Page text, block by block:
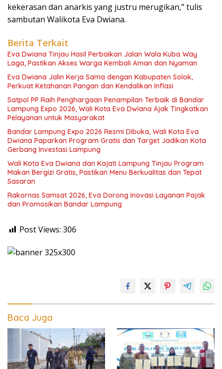
kekerasan dan anarkis yang justru merugikan,” tulis
sambutan Walikota Eva Dwiana.
Berita Terkait
Eva Dwiana Tinjau Hasil Perbaikan Jalan Wala Kuba Way
Laga, Pastikan Akses Warga Kembali Aman dan Nyaman
Eva Dwiana Jalin Kerja Sama dengan Kabupaten Solok,
Perkuat Ketahanan Pangan dan Kendalikan Inflasi
Satpol PP Raih Penghargaan Penampilan Terbaik di Bandar
Lampung Expo 2026, Wali Kota Eva Dwiana Ajak Tingkatkan
Pelayanan untuk Masyarakat
Bandar Lampung Expo 2026 Resmi Dibuka, Wali Kota Eva
Dwiana Paparkan Program Gratis dan Target Jadikan Kota
Gerbang Investasi Lampung
Wali Kota Eva Dwiana dan Kajati Lampung Tinjau Program
Makan Bergizi Gratis, Pastikan Menu Berkualitas dan Tepat
Sasaran
Rakornas Samsat 2026, Eva Dorong Inovasi Layanan Pajak
dan Promosikan Bandar Lampung
Post Views: 306
Baca Juga